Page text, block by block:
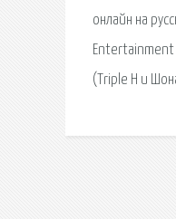
онлайн на
Entertainment
(Triple H и